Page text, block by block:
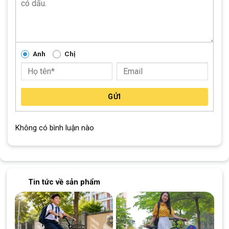
Ghi đông Xe Đạp Mini @600 Inox 24 Inch 72 căm
Anh Chị
GỬI
Không có bình luận nào
Tin tức về sản phẩm